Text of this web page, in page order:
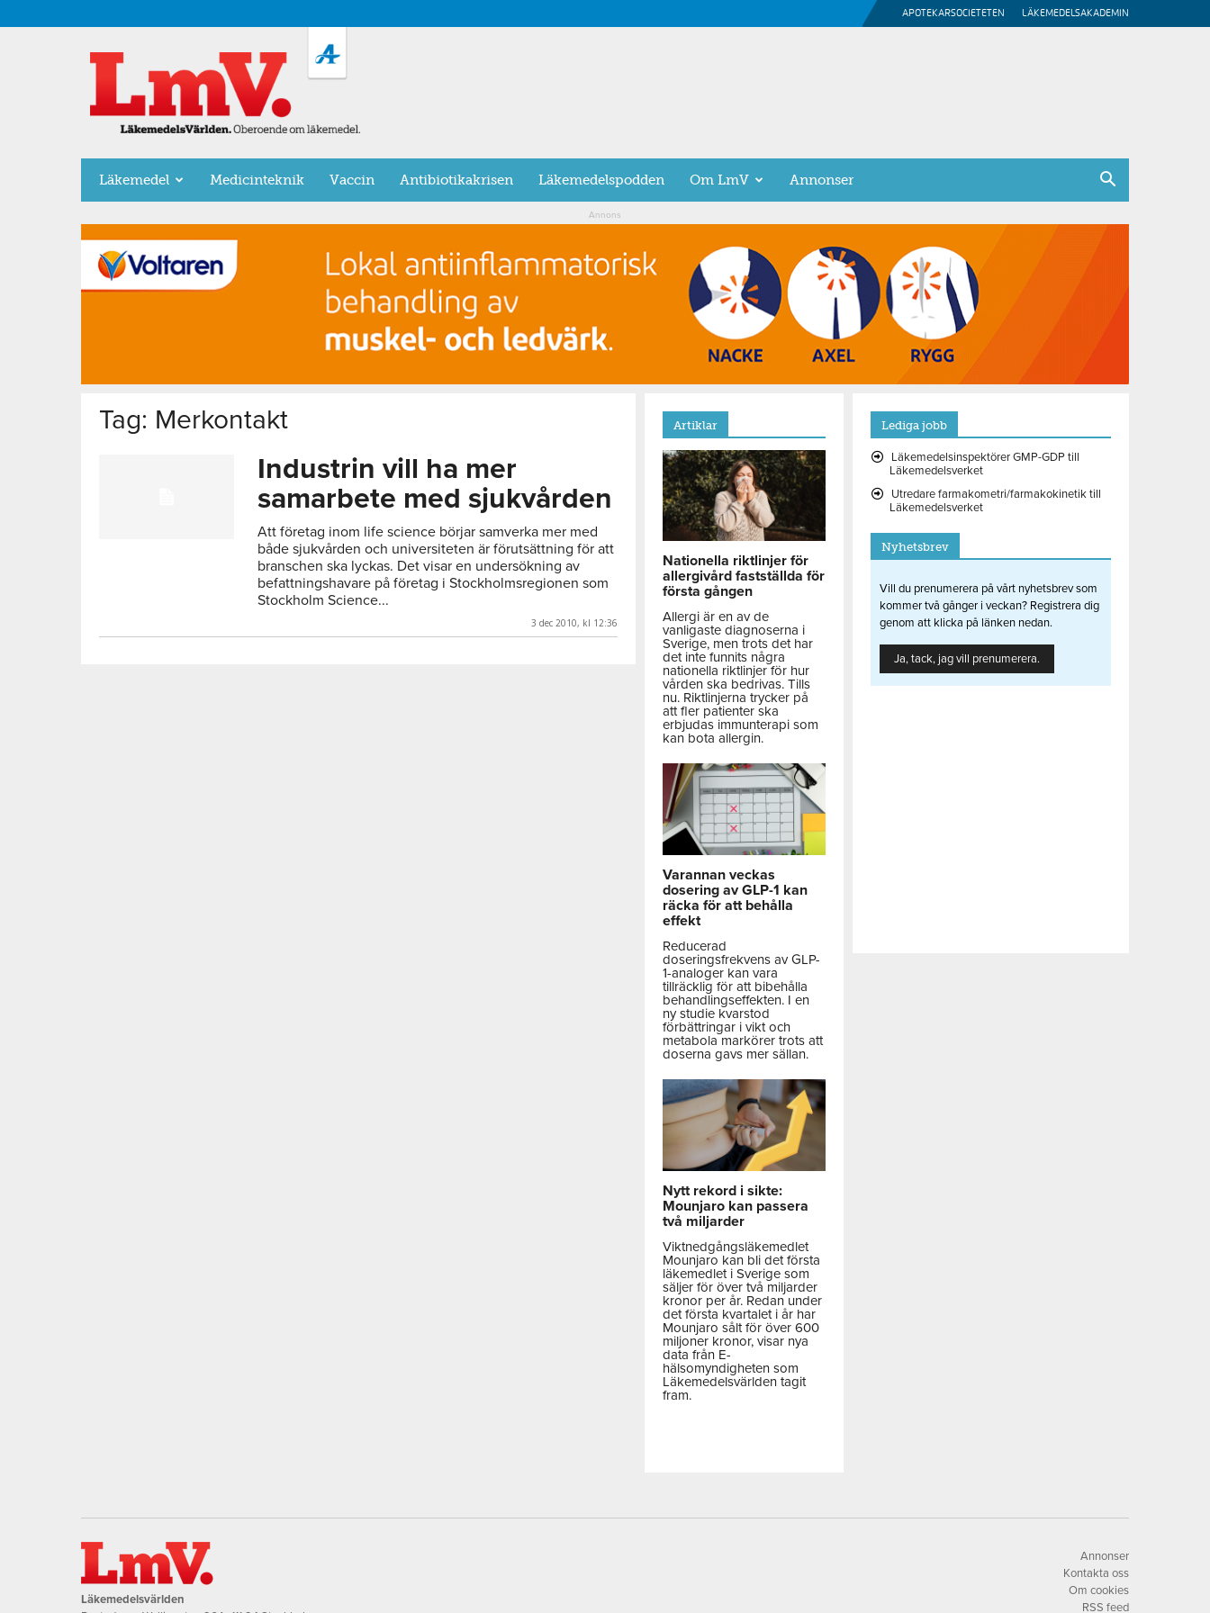
APOTEKARSOCIETETEN LÄKEMEDELSAKADEMIN
LäkemedelsVärlden
Läkemedel Medicinteknik Vaccin Antibiotikakrisen Läkemedelspodden Om LmV Annonser
Annons
Tag: Merkontakt
Industrin vill ha mer
samarbete med sjukvården
Att företag inom life science börjar samverka mer med
både sjukvården och universiteten är förutsättning för att
branschen ska lyckas. Det visar en undersökning av
befattningshavare på företag i Stockholmsregionen som
Stockholm Science...
3 dec 2010, kl 12:36
Artiklar
Nationella riktlinjer för
allergivård fastställda för
första gången
Allergi är en av de
vanligaste diagnoserna i
Sverige, men trots det har
det inte funnits några
nationella riktlinjer för hur
vården ska bedrivas. Tills
nu. Riktlinjerna trycker på
att fler patienter ska
erbjudas immunterapi som
kan bota allergin.
Varannan veckas
dosering av GLP-1 kan
räcka för att behålla
effekt
Reducerad
doseringsfrekvens av GLP-
1-analoger kan vara
tillräcklig för att bibehålla
behandlingseffekten. I en
ny studie kvarstod
förbättringar i vikt och
metabola markörer trots att
doserna gavs mer sällan.
Nytt rekord i sikte:
Mounjaro kan passera
två miljarder
Viktnedgångsläkemedlet
Mounjaro kan bli det första
läkemedlet i Sverige som
säljer för över två miljarder
kronor per år. Redan under
det första kvartalet i år har
Mounjaro sålt för över 600
miljoner kronor, visar nya
data från E-
hälsomyndigheten som
Läkemedelsvärlden tagit
fram.
Lediga jobb
Läkemedelsinspektörer GMP-GDP till
Läkemedelsverket
Utredare farmakometri/farmakokinetik till
Läkemedelsverket
Nyhetsbrev
Vill du prenumerera på vårt nyhetsbrev som
kommer två gånger i veckan? Registrera dig
genom att klicka på länken nedan.
Ja, tack, jag vill prenumerera.
Läkemedelsvärlden
Annonser
Kontakta oss
Om cookies
RSS feed